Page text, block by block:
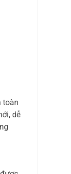
toàn
dễ